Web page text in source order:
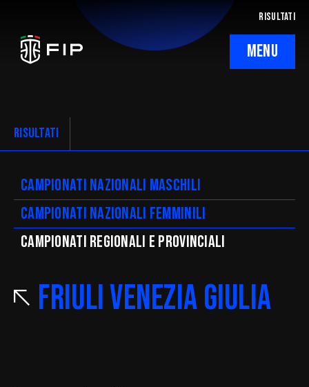
RISULTATI
MENU
Ticketing
Regolamenti
Trasparenza
SafeGuarding/SPOC
Comitati Regionali
FipOnLine
RISULTATI
Campionati nazionali maschili
Campionati nazionali femminili
CAMpionati regionali e provinciali
Friuli Venezia Giulia